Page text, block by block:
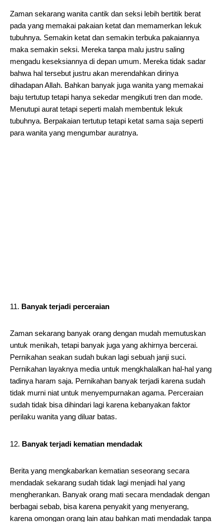
Zaman sekarang wanita cantik dan seksi lebih bertitik berat
pada yang memakai pakaian ketat dan memamerkan lekuk
tubuhnya. Semakin ketat dan semakin terbuka pakaiannya
maka semakin seksi. Mereka tanpa malu justru saling
mengadu keseksiannya di depan umum. Mereka tidak sadar
bahwa hal tersebut justru akan merendahkan dirinya
dihadapan Allah. Bahkan banyak juga wanita yang memakai
baju tertutup tetapi hanya sekedar mengikuti tren dan mode.
Menutupi aurat tetapi seperti malah membentuk lekuk
tubuhnya. Berpakaian tertutup tetapi ketat sama saja seperti
para wanita yang mengumbar auratnya.
Banyak terjadi perceraian
Zaman sekarang banyak orang dengan mudah memutuskan
untuk menikah, tetapi banyak juga yang akhirnya bercerai.
Pernikahan seakan sudah bukan lagi sebuah janji suci.
Pernikahan layaknya media untuk mengkhalalkan hal-hal yang
tadinya haram saja. Pernikahan banyak terjadi karena sudah
tidak murni niat untuk menyempurnakan agama. Perceraian
sudah tidak bisa dihindari lagi karena kebanyakan faktor
perilaku wanita yang diluar batas.
Banyak terjadi kematian mendadak
Berita yang mengkabarkan kematian seseorang secara
mendadak sekarang sudah tidak lagi menjadi hal yang
mengherankan. Banyak orang mati secara mendadak dengan
berbagai sebab, bisa karena penyakit yang menyerang,
karena omongan orang lain atau bahkan mati mendadak tanpa